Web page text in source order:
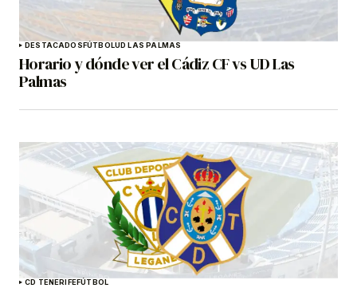
DESTACADOSFÚTBOLUD LAS PALMAS
Horario y dónde ver el Cádiz CF vs UD Las
Palmas
CD TENERIFEFÚTBOL